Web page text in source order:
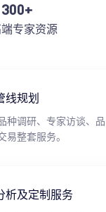
专家资源
线规划
种调研、专家访谈、品
易整套服务。
析及定制服务